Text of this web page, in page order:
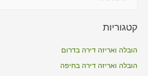
r
קטגוריות
הובלה ואריזה דירה בדרום
הובלה ואריזה דירה בחיפה